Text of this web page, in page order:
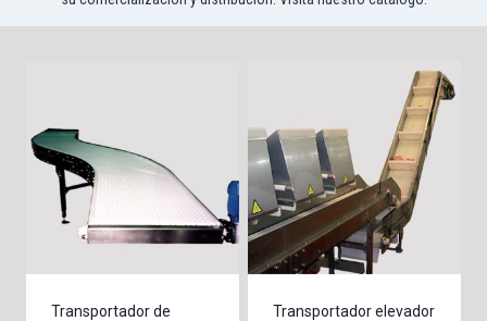
Transportador de
Transportador elevador